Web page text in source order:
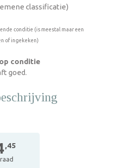
classificatie)
conditie (is meestal maar een
of ingekeken)
conditie
goed.
,45